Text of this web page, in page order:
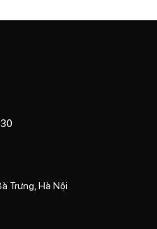
Trưng, Hà Nội